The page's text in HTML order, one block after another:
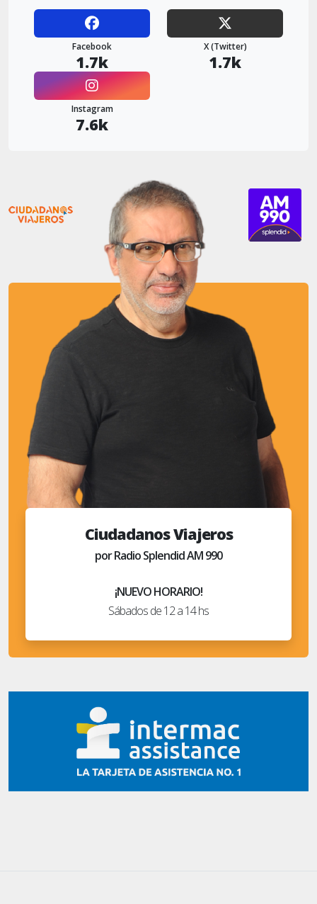
Facebook
1.7k
X (Twitter)
1.7k
Instagram
7.6k
Ciudadanos Viajeros
por Radio Splendid AM 990
¡NUEVO HORARIO!
Sábados de 12 a 14 hs